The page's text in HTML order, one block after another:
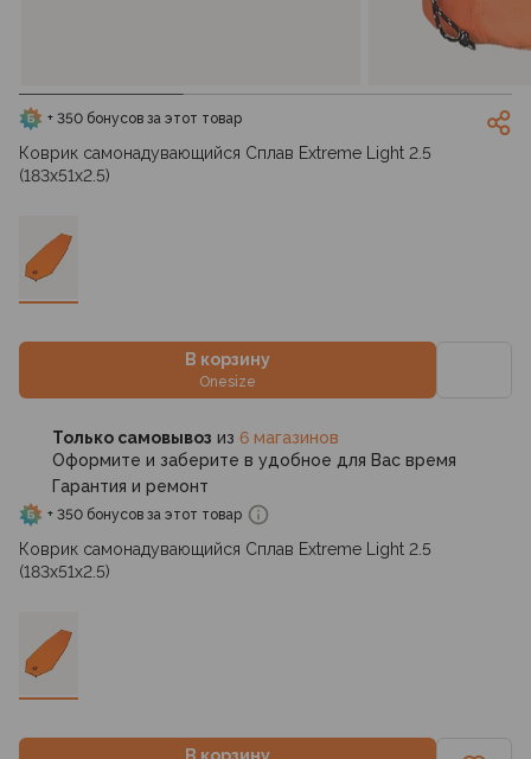
+ 350 бонусов за этот товар
Коврик самонадувающийся Сплав Extreme Light 2.5
(183x51x2.5)
В корзину
Onesize
Только самовывоз из 6 магазинов
Оформите и заберите в удобное для Вас время
Гарантия и ремонт
+ 350 бонусов за этот товар
Коврик самонадувающийся Сплав Extreme Light 2.5
(183x51x2.5)
В корзину